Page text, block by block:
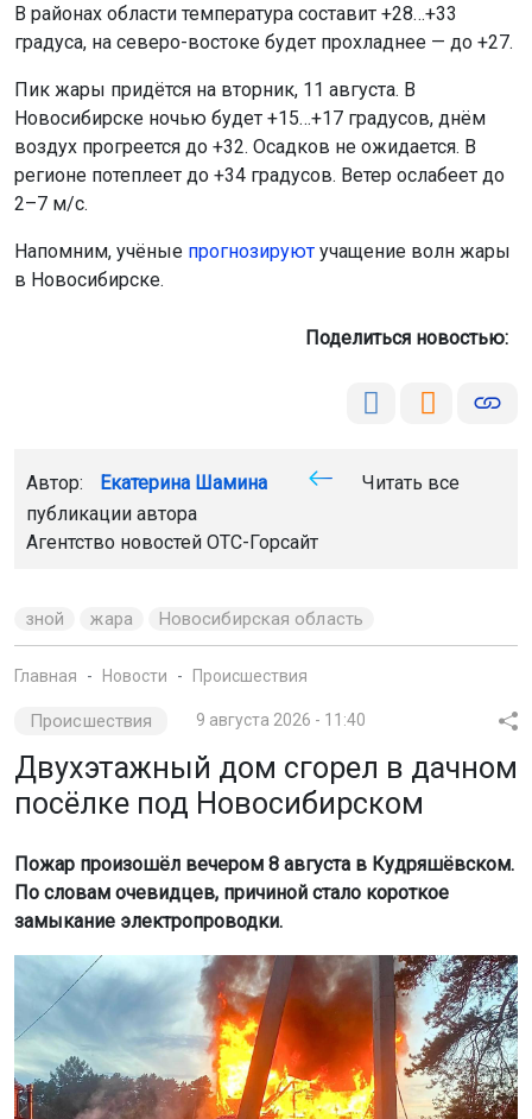
В районах области температура составит +28…+33
градуса, на северо-востоке будет прохладнее — до +27.
Пик жары придётся на вторник, 11 августа. В
Новосибирске ночью будет +15…+17 градусов, днём
воздух прогреется до +32. Осадков не ожидается. В
регионе потеплеет до +34 градусов. Ветер ослабеет до
2–7 м/с.
Напомним, учёные прогнозируют учащение волн жары
в Новосибирске.
Поделиться новостью:
Автор: Екатерина Шамина
Читать все
публикации автора
Агентство новостей ОТС-Горсайт
зной жара Новосибирская область
Главная Новости Происшествия
Происшествия 9 августа 2026 - 11:40
Двухэтажный дом сгорел в дачном
посёлке под Новосибирском
Пожар произошёл вечером 8 августа в Кудряшёвском.
По словам очевидцев, причиной стало короткое
замыкание электропроводки.